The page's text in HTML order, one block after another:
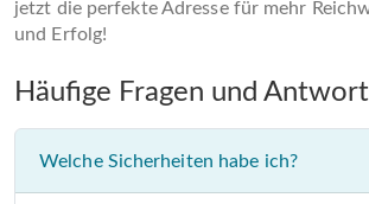
jetzt die perfekte Adresse für mehr
und Erfolg!
Häufige Fragen und
Welche Sicherheiten habe ich?